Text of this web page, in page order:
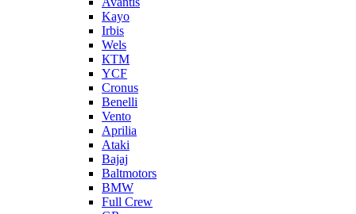
Kayo
Irbis
Wels
КТМ
YCF
Cronus
Benelli
Vento
Aprilia
Ataki
Bajaj
Baltmotors
BMW
Full Crew